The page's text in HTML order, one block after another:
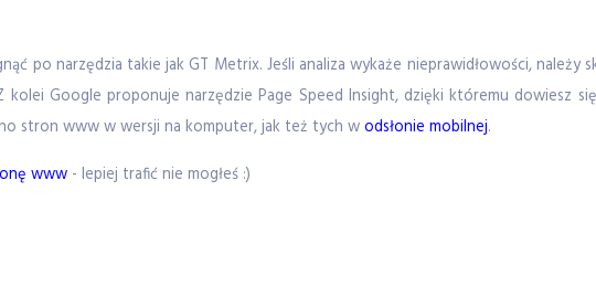
po narzędzia takie jak GT Metrix. Jeśli analiza wykaże nieprawidłowości, należy
Google proponuje narzędzie Page Speed Insight, dzięki któremu dowiesz
stron www w wersji na komputer, jak też tych wodsłonie mobilnej.
www - lepiej trafić nie mogłeś :)